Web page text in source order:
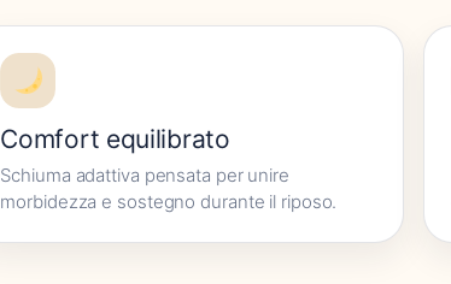
Comfort equilibrato
Schiuma adattiva pensata per unire
morbidezza e sostegno durante il riposo.